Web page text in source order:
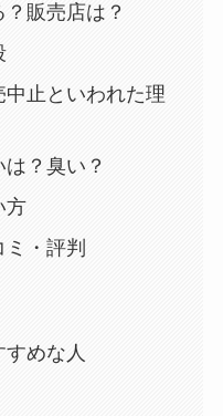
販売店は？
止といわれた理
？臭い？
方
・評判
めな人